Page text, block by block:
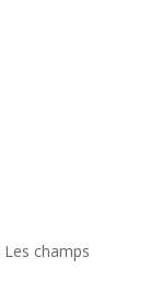
Les champs